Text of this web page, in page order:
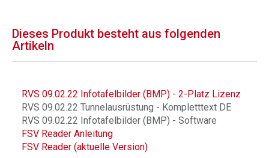
Dieses Produkt besteht aus folgenden
Artikeln
RVS 09.02.22 Infotafelbilder (BMP) - 2-Platz Lizenz
RVS 09.02.22 Tunnelausrüstung - Kompletttext DE
RVS 09.02.22 Infotafelbilder (BMP) - Software
FSV Reader Anleitung
FSV Reader (aktuelle Version)